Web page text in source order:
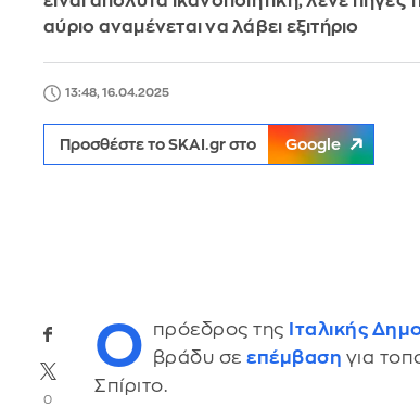
αύριο αναμένεται να λάβει εξιτήριο
13:48, 16.04.2025
Προσθέστε το SKAI.gr στο Google
0
Ο πρόεδρος της Ιταλικής
βράδυ σεεπέμβαση για
Σπίριτο.